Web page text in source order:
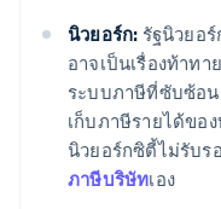
นิวยอร์ก: รัฐนิวยอ
อาจเป็นเรื่องท้าทา
ระบบภาษีที่ซับซ้อน
เก็บภาษีรายได้ขอ
นิวยอร์กซิตี้ไม่รับร
ภาษีบริษัทเอง